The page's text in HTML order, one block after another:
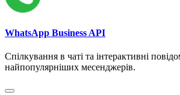
WhatsApp Business API
Спілкування в чаті та інтерактивні
найпопулярніших месенджерів.